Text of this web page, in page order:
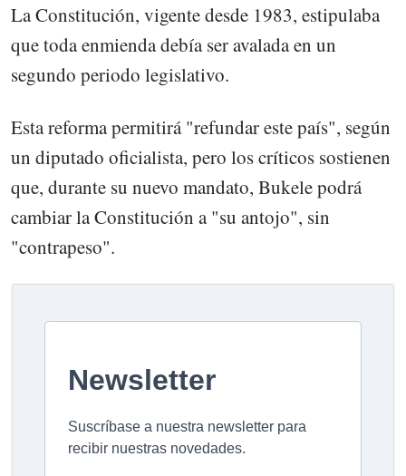
La Constitución, vigente desde 1983, estipulaba
que toda enmienda debía ser avalada en un
segundo periodo legislativo.
Esta reforma permitirá "refundar este país", según
un diputado oficialista, pero los críticos sostienen
que, durante su nuevo mandato, Bukele podrá
cambiar la Constitución a "su antojo", sin
"contrapeso".